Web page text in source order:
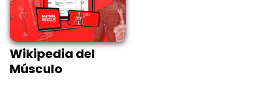
Wikipedia del
Músculo